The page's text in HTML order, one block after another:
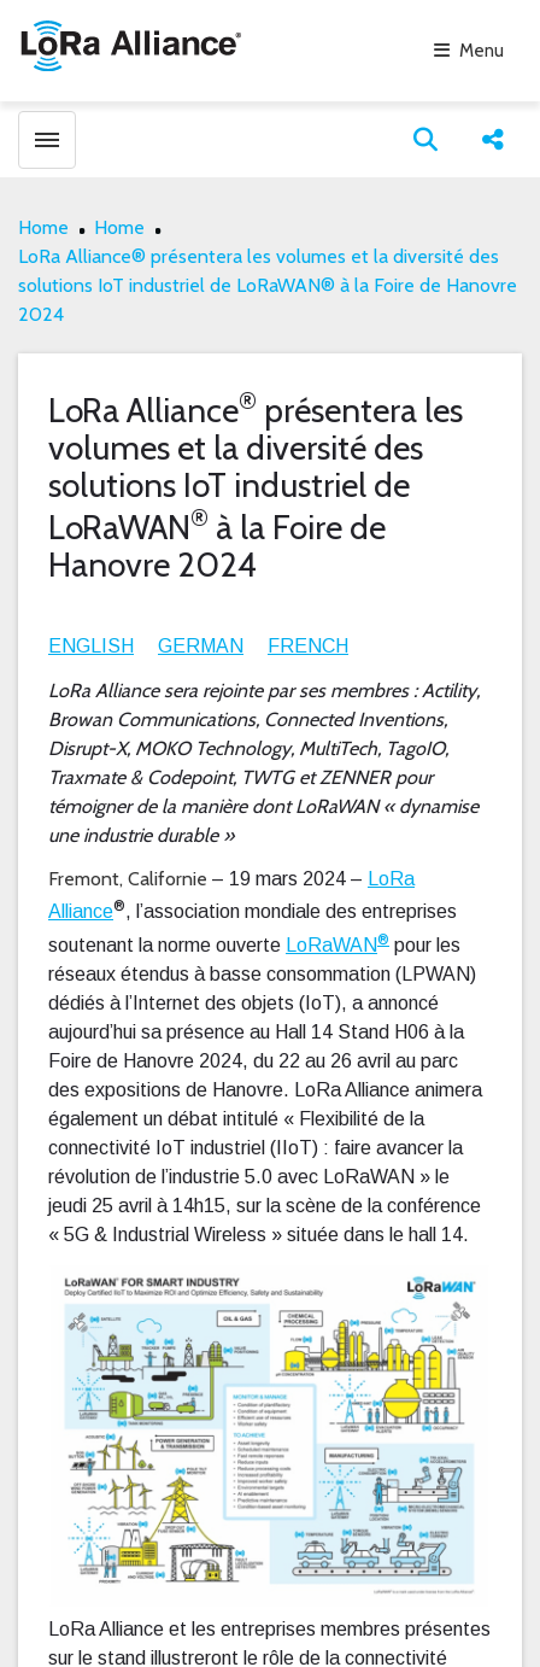
Menu
Toggle menubar Open
Home
Home
LoRa Alliance® présentera les volumes et la diversité des
solutions IoT industriel de LoRaWAN® à la Foire de Hanovre
2024
LoRa Alliance® présentera les
volumes et la diversité des
solutions IoT industriel de
LoRaWAN® à la Foire de
Hanovre 2024
ENGLISH GERMAN FRENCH
LoRa Alliance sera rejointe par ses membres : Actility,
Browan Communications, Connected Inventions,
Disrupt-X, MOKO Technology, MultiTech, TagoIO,
Traxmate & Codepoint, TWTG et ZENNER pour
témoigner de la manière dont LoRaWAN « dynamise
une industrie durable »
Fremont, Californie – 19 mars 2024 – LoRa
Alliance®, l’association mondiale des entreprises
soutenant la norme ouverte LoRaWAN® pour les
réseaux étendus à basse consommation (LPWAN)
dédiés à l’Internet des objets (IoT), a annoncé
aujourd’hui sa présence au Hall 14 Stand H06 à la
Foire de Hanovre 2024, du 22 au 26 avril au parc
des expositions de Hanovre. LoRa Alliance animera
également un débat intitulé « Flexibilité de la
connectivité IoT industriel (IIoT) : faire avancer la
révolution de l’industrie 5.0 avec LoRaWAN » le
jeudi 25 avril à 14h15, sur la scène de la conférence
« 5G & Industrial Wireless » située dans le hall 14.
LoRa Alliance et les entreprises membres présentes
sur le stand illustreront le rôle de la connectivité